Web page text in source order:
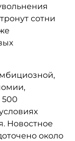
сотни
500
Новостное
около